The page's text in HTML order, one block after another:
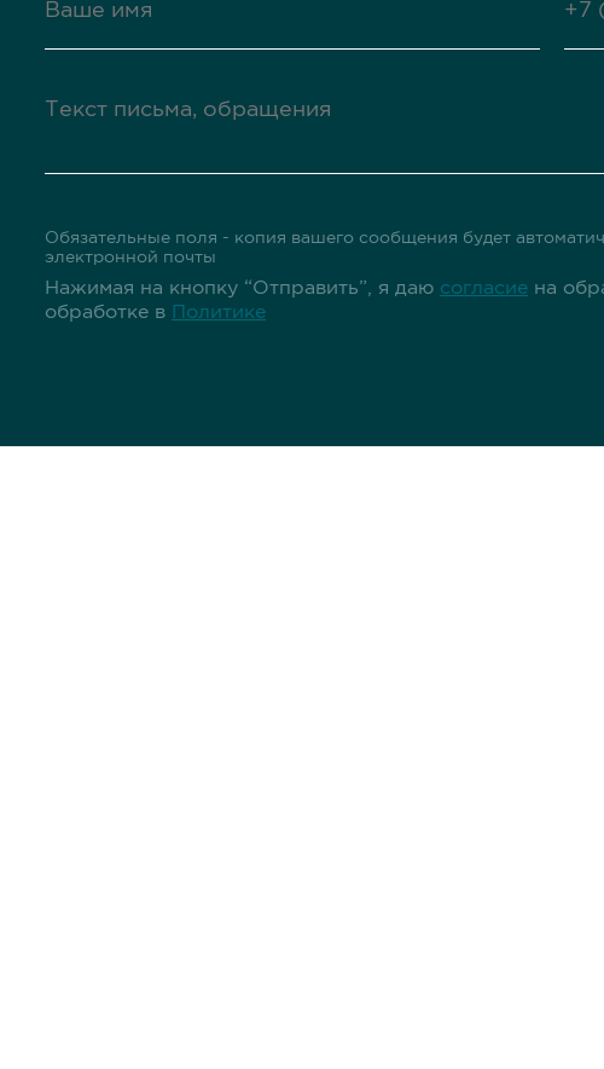
Обязательные поля - копия вашего сообщения будет
электронной почты
Нажимая на кнопку “Отправить”, я даю согласие на
обработке в
Политике